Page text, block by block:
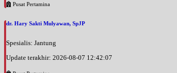
Pusat Pertamina
dr. Hary Sakti Mulyawan, SpJP
Spesialis: Jantung
Update terakhir: 2026-08-07 12:42:07